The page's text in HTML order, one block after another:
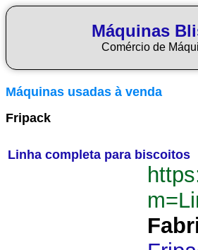
Máquinas
Comércio de
Máquinas usadas à venda
Fripack
Linha completa para biscoitos